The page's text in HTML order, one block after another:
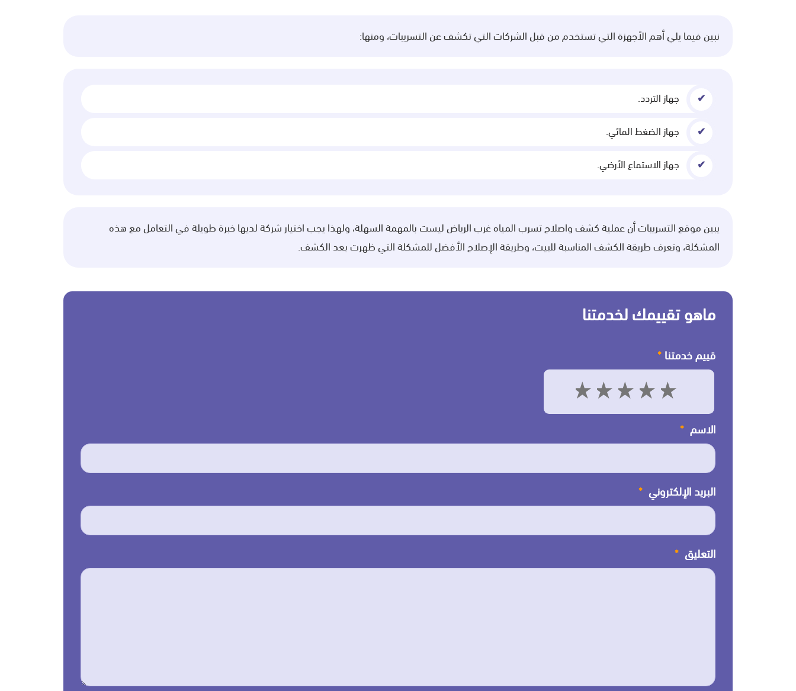
نبين فيما يلي أهم الأجهزة التي تستخدم من قبل الشركات التي تكشف عن التسريبات، ومنها:
جهاز التردد.
جهاز الضغط المائي.
جهاز الاستماع الأرضي.
يبين موقع التسريبات أن عملية كشف واصلاح تسرب المياه غرب الرياض ليست بالمهمة السهلة، ولهذا يجب اختيار شركة لديها خبرة طويلة في التعامل مع هذه
المشكلة، وتعرف طريقة الكشف المناسبة للبيت، وطريقة الإصلاح الأفضل للمشكلة التي ظهرت بعد الكشف.
ماهو تقييمك لخدمتنا
قييم خدمتنا *
4 3 2 1
الاسم *
البريد الإلكتروني *
التعليق *